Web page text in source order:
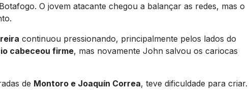
O jovem atacante chegou a balançar as redes, mas o
continuou pressionando, principalmente pelos lados do
cabeceou firme, mas novamente John salvou os cariocas
de Montoro e Joaquín Correa, teve dificuldade para criar.